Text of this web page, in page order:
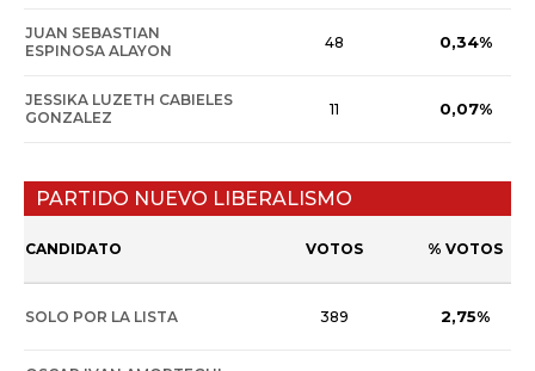
JUAN SEBASTIAN
ESPINOSA ALAYON
48 0,34%
JESSIKA LUZETH CABIELES
GONZALEZ
11 0,07%
PARTIDO NUEVO LIBERALISMO
CANDIDATO VOTOS % VOTOS
SOLO POR LA LISTA 389 2,75%